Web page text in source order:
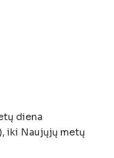
diena
iki Naujųjų metų